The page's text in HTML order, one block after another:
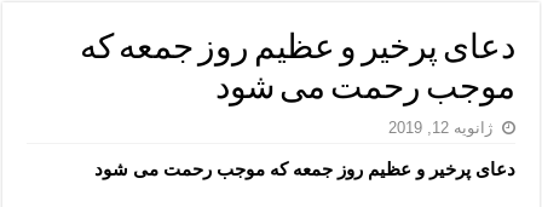
معجزات دعای یا من اظهر الجمیل – دعای یا من اظهر الجمیل برای
مهم ترین اذکار الهی و فضیلت آن ها – ذکر مخصوص مستجاب الدعوه
دعا برای ترس بچه ها در خواب – دعای ترس و بی خوابی کودکان
دعای پرخیر و عظیم روز جمعه که
موجب رحمت می شود
ژانویه 12, 2019
دعای پرخیر و عظیم روز جمعه که موجب رحمت می شود